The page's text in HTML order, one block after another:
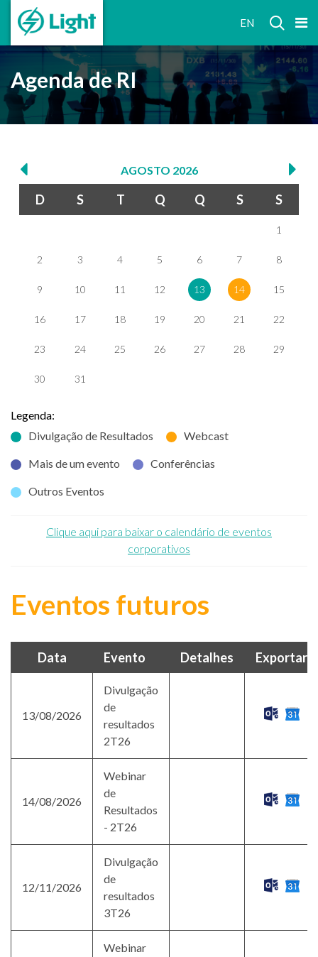
EN
Agenda de RI
AGOSTO 2026
D S T Q Q S S
1
2 3 4 5 6 7 8
9 10 11 12 13 14 15
16 17 18 19 20 21 22
23 24 25 26 27 28 29
30 31
Legenda:
Divulgação de Resultados
Webcast
Mais de um evento Conferências
Outros Eventos
Clique aqui para baixar o calendário de eventos
corporativos
Eventos futuros
Data Evento Detalhes Exportar
13/08/2026
Divulgação
de
resultados
2T26
14/08/2026
Webinar
de
Resultados
- 2T26
12/11/2026
Divulgação
de
resultados
3T26
Webinar